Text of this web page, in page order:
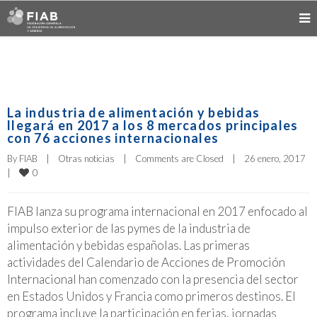
La industria de alimentación y bebidas
llegará en 2017 a los 8 mercados principales
con 76 acciones internacionales
By FIAB Otras noticias Comments are Closed
0
FIAB lanza su programa internacional en 2017 enfocado al
impulso exterior de las pymes de la industria de
alimentación y bebidas españolas. Las primeras
actividades del Calendario de Acciones de Promoción
Internacional han comenzado con la presencia del sector
en Estados Unidos y Francia como primeros destinos. El
programa incluye la participación en ferias, jornadas